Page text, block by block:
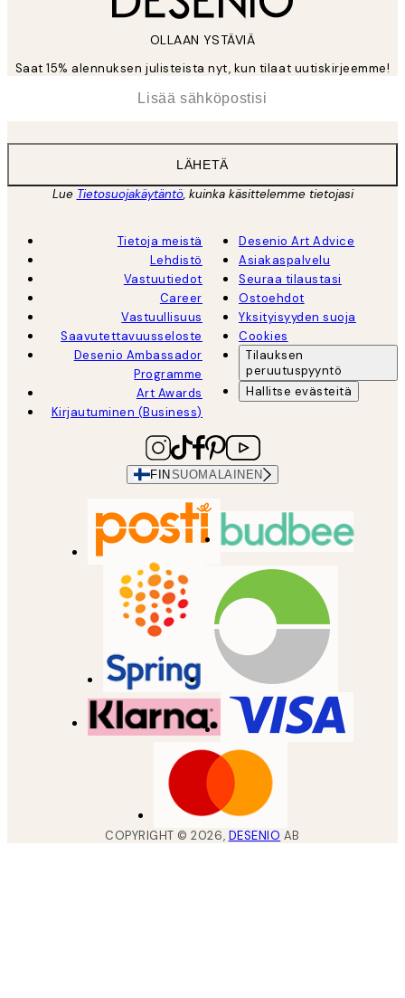
OLLAAN YSTÄVIÄ
Saat 15% alennuksen julisteista nyt, kun tilaat uutiskirjeemme!
LÄHETÄ
Lue Tietosuojakäytäntö, kuinka käsittelemme tietojasi
Tietoja meistä
Lehdistö
Vastuutiedot
Career
Vastuullisuus
Saavutettavuusseloste
Desenio Ambassador
Programme
Art Awards
Kirjautuminen (Business)
Desenio Art Advice
Asiakaspalvelu
Seuraa tilaustasi
Ostoehdot
Yksityisyyden suoja
Cookies
Tilauksen
peruutuspyyntö
Hallitse evästeitä
FIN SUOMALAINEN
COPYRIGHT ©2026, DESENIO AB